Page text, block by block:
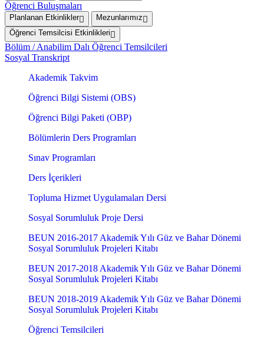
Öğrenci Buluşmaları
Planlanan Etkinlikler
Mezunlarımız
Öğrenci Temsilcisi Etkinlikleri
Bölüm / Anabilim Dalı Öğrenci Temsilcileri
Sosyal Transkript
Akademik Takvim
Öğrenci Bilgi Sistemi (OBS)
Öğrenci Bilgi Paketi (OBP)
Bölümlerin Ders Programları
Sınav Programları
Ders İçerikleri
Topluma Hizmet Uygulamaları Dersi
Sosyal Sorumluluk Proje Dersi
BEUN 2016-2017 Akademik Yılı Güz ve Bahar Dönemi
Sosyal Sorumluluk Projeleri Kitabı
BEUN 2017-2018 Akademik Yılı Güz ve Bahar Dönemi
Sosyal Sorumluluk Projeleri Kitabı
BEUN 2018-2019 Akademik Yılı Güz ve Bahar Dönemi
Sosyal Sorumluluk Projeleri Kitabı
Öğrenci Temsilcileri